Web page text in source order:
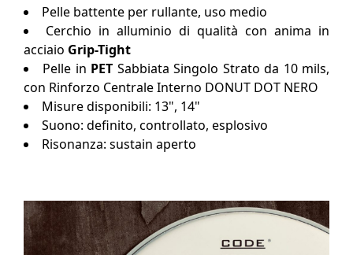
Pelle battente per rullante, uso medio
Cerchio in alluminio di qualità con anima in
acciaio Grip-Tight
Pelle in PET Sabbiata Singolo Strato da 10 mils,
con Rinforzo Centrale Interno DONUT DOT NERO
Misure disponibili: 13", 14"
Suono: definito, controllato, esplosivo
Risonanza: sustain aperto